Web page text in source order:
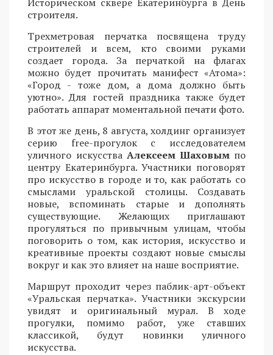
строителя.
Трехметровая перчатка посвящена труду
строителей и всем, кто своими руками
создает города. За перчаткой на флагах
можно будет прочитать манифест «Атома»:
«Город - тоже дом, а дома должно быть
уютно». Для гостей праздника также будет
работать аппарат моментальной печати фото.
В этот же день, 8 августа, холдинг организует
серию free-прогулок с исследователем
уличного искусства Алексеем Шаховым по
центру Екатеринбурга. Участники поговорят
про искусство в городе и то, как работать со
смыслами уральской столицы. Создавать
новые, вспоминать старые и дополнять
существующие. Желающих приглашают
прогуляться по привычным улицам, чтобы
поговорить о том, как история, искусство и
креативные проекты создают новые смыслы
вокруг и как это влияет на наше восприятие.
Маршрут проходит через паблик-арт-объект
«Уральская перчатка». Участники экскурсии
увидят и оригинальный мурал. В ходе
прогулки, помимо работ, уже ставших
классикой, будут новинки уличного
искусства.